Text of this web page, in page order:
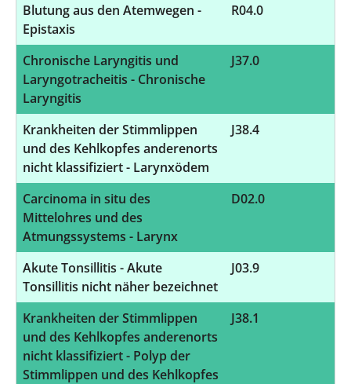
Blutung aus den Atemwegen -
Epistaxis
R04.0
Chronische Laryngitis und
Laryngotracheitis - Chronische
Laryngitis
J37.0
Krankheiten der Stimmlippen
und des Kehlkopfes anderenorts
nicht klassifiziert - Larynxödem
J38.4
Carcinoma in situ des
Mittelohres und des
Atmungssystems - Larynx
D02.0
Akute Tonsillitis - Akute
Tonsillitis nicht näher bezeichnet
J03.9
Krankheiten der Stimmlippen
und des Kehlkopfes anderenorts
nicht klassifiziert - Polyp der
Stimmlippen und des Kehlkopfes
J38.1